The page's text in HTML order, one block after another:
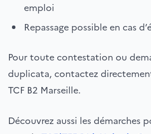
emploi
Repassage possible en cas
Pour toute contestation ou
duplicata, contactez
TCF B2 Marseille.
Découvrez aussi les démarches